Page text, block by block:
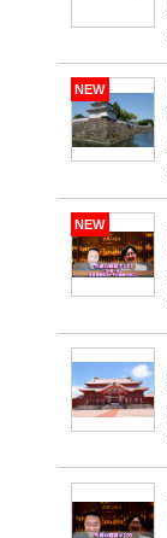
NEW
NEW